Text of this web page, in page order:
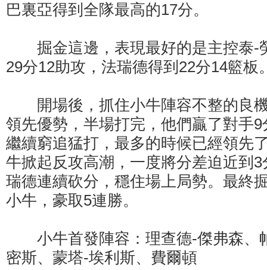
巴裏亞得到全隊最高的17分。
掘金這邊，表現最好的是主控泰-
29分12助攻，法瑞德得到22分14籃板
開場後，抓住小牛陣容不整的良
領先優勢，半場打完，他們贏了對手
繼續窮追猛打，最多的時候已經領先
牛掀起反攻高潮，一度將分差迫近到
瑞德連續砍分，穩住場上局勢。最終
小牛，豪取5連勝。
小牛首發陣容：理查德-傑弗森、
密斯、蒙塔-埃利斯、費爾頓